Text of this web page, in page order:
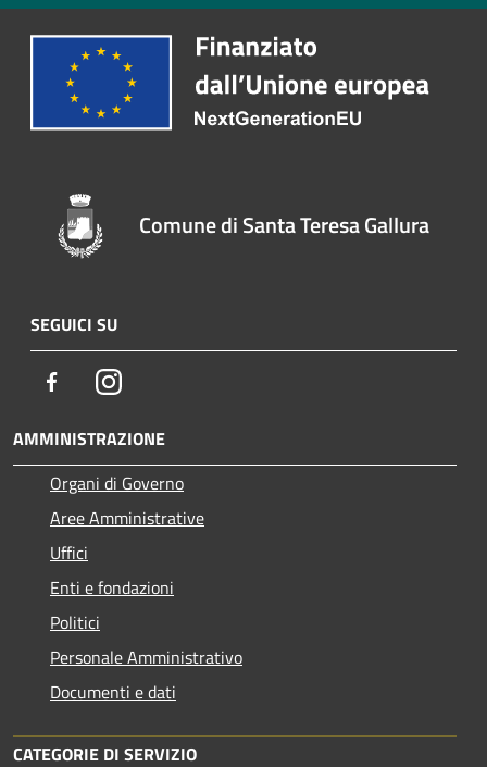
Comune di Santa Teresa Gallura
SEGUICI SU
FacebookInstagram
AMMINISTRAZIONE
Organi di Governo
Aree Amministrative
Uffici
Enti e fondazioni
Politici
Personale Amministrativo
Documenti e dati
CATEGORIE DI SERVIZIO